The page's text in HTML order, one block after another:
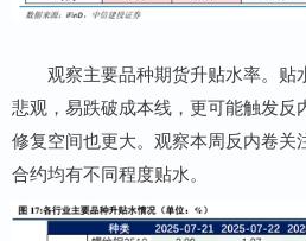
观察主要品种期货升贴水率。贴
悲观，易跌破成本线，更可能触发反
修复空间也更大。观察本周反内卷关
合约均有不同程度贴水。